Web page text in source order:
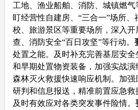
工地、渔业船舶、消防、城镇燃
盯经营性自建房、“三合一”场所
校、旅游景区等重要场所，深入开
查、消防安全“百日攻坚”等行动。
处置之能。及时补充完善基层安
和早期处置物资装备，加强实战
森林灭火救援快速响应机制。加
研判和信息报送，精准前置应急
及时有效应对各类突发事件险情。